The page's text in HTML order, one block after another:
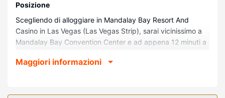
Posizione
Scegliendo di alloggiare in Mandalay Bay Resort And
Casino in Las Vegas (Las Vegas Strip), sarai vicinissimo a
Mandalay Bay Convention Center e ad appena 12 minuti a
spiaggia dista 1,1 km da Bali Hai Golf Club e 1,7 km da
Maggiori informazioni